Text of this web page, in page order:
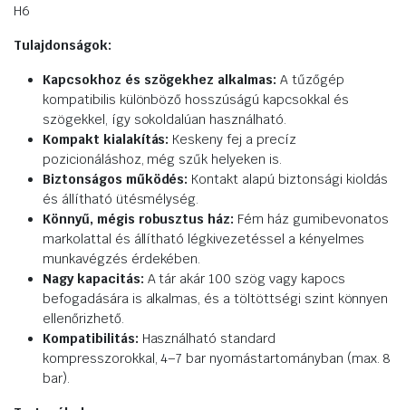
H6
Tulajdonságok:
Kapcsokhoz és szögekhez alkalmas: A tűzőgép
kompatibilis különböző hosszúságú kapcsokkal és
szögekkel, így sokoldalúan használható.
Kompakt kialakítás: Keskeny fej a precíz
pozicionáláshoz, még szűk helyeken is.
Biztonságos működés: Kontakt alapú biztonsági kioldás
és állítható ütésmélység.
Könnyű, mégis robusztus ház: Fém ház gumibevonatos
markolattal és állítható légkivezetéssel a kényelmes
munkavégzés érdekében.
Nagy kapacitás: A tár akár 100 szög vagy kapocs
befogadására is alkalmas, és a töltöttségi szint könnyen
ellenőrizhető.
Kompatibilitás: Használható standard
kompresszorokkal, 4–7 bar nyomástartományban (max. 8
bar).